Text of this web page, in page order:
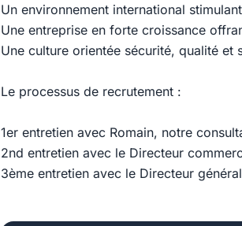
Un environnement international stimulant
Une entreprise en forte croissance
Une culture orientée sécurité, qualité et
Le processus de recrutement :
1er entretien avec Romain, notre
2nd entretien avec le Directeur
3ème entretien avec le Directeur général